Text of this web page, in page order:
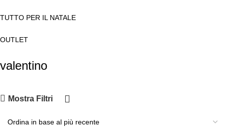
TUTTO PER IL NATALE
OUTLET
valentino
Mostra Filtri